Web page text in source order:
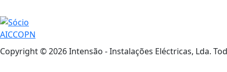
Copyright © 2026 Intensão - Instalações Eléctricas, Lda.